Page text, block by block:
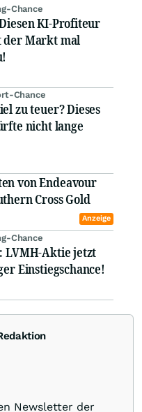
Chance
KI-Profiteur
der Markt mal
Chance
zu teuer? Dieses
nicht lange
von Endeavour
Cross Gold
Anzeige
Chance
LVMH-Aktie jetzt
Einstiegschance!
Newsletter der